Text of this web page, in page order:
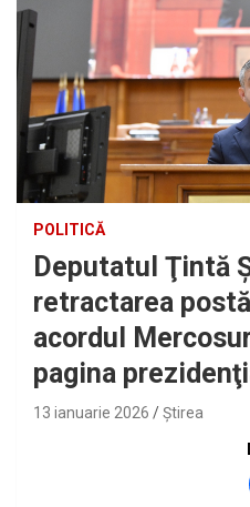
POLITICĂ
Deputatul Ţintă
retractarea
acordul
pagina
13 ianuarie 2026 Ştirea